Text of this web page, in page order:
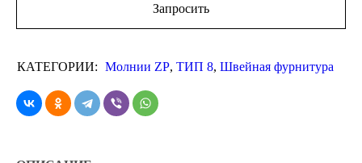
Запросить
КАТЕГОРИИ: Молнии ZP, ТИП 8, Швейная фурнитура